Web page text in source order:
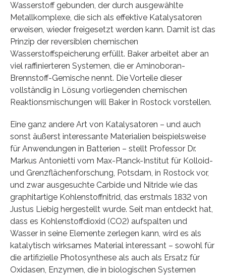
Wasserstoff gebunden, der durch ausgewählte
Metallkomplexe, die sich als effektive Katalysatoren
erweisen, wieder freigesetzt werden kann. Damit ist das
Prinzip der reversiblen chemischen
Wasserstoffspeicherung erfüllt. Baker arbeitet aber an
viel raffinierteren Systemen, die er Aminoboran-
Brennstoff-Gemische nennt. Die Vorteile dieser
vollständig in Lösung vorliegenden chemischen
Reaktionsmischungen will Baker in Rostock vorstellen.
Eine ganz andere Art von Katalysatoren – und auch
sonst äußerst interessante Materialien beispielsweise
für Anwendungen in Batterien – stellt Professor Dr.
Markus Antonietti vom Max-Planck-Institut für Kolloid-
und Grenzflächenforschung, Potsdam, in Rostock vor,
und zwar ausgesuchte Carbide und Nitride wie das
graphitartige Kohlenstoffnitrid, das erstmals 1832 von
Justus Liebig hergestellt wurde. Seit man entdeckt hat,
dass es Kohlenstoffdioxid (CO2) aufspalten und
Wasser in seine Elemente zerlegen kann, wird es als
katalytisch wirksames Material interessant – sowohl für
die artifizielle Photosynthese als auch als Ersatz für
Oxidasen, Enzymen, die in biologischen Systemen